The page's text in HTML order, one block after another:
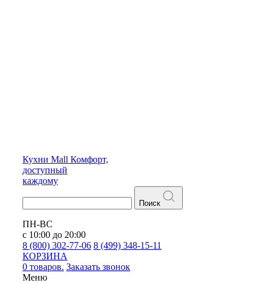
Кухни Mall Комфорт,
доступный
каждому
Поиск
ПН-ВС
с 10:00 до 20:00
8 (800) 302-77-06 8 (499) 348-15-11
КОРЗИНА
0 товаров. Заказать звонок
Меню